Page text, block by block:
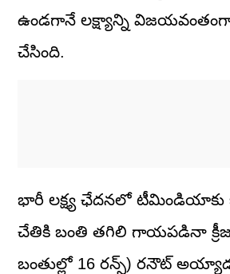
ఉండగానే లక్ష్యాన్ని
చేసింది.
భారీ లక్ష్య ఛేదనలో టీమిండియాకు
చేతికి బంతి తగిలి గాయపడినా
బంతుల్లో 16 రన్స్) రనౌట్